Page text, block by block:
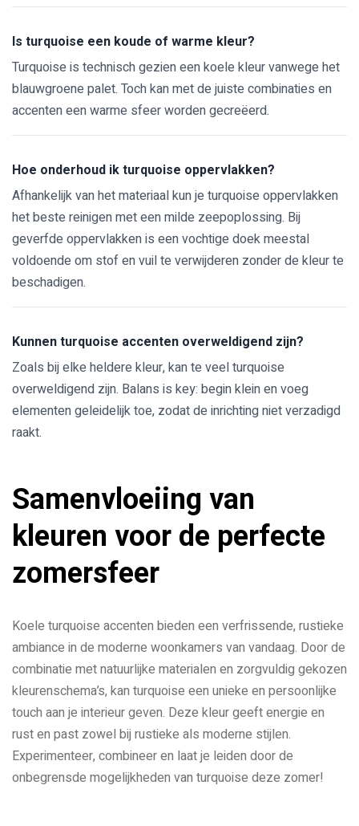
Is turquoise een koude of warme kleur?
Turquoise is technisch gezien een koele kleur vanwege het
blauwgroene palet. Toch kan met de juiste combinaties en
accenten een warme sfeer worden gecreëerd.
Hoe onderhoud ik turquoise oppervlakken?
Afhankelijk van het materiaal kun je turquoise oppervlakken
het beste reinigen met een milde zeepoplossing. Bij
geverfde oppervlakken is een vochtige doek meestal
voldoende om stof en vuil te verwijderen zonder de kleur te
beschadigen.
Kunnen turquoise accenten overweldigend zijn?
Zoals bij elke heldere kleur, kan te veel turquoise
overweldigend zijn. Balans is key: begin klein en voeg
elementen geleidelijk toe, zodat de inrichting niet verzadigd
raakt.
Samenvloeiing van
kleuren voor de perfecte
zomersfeer
Koele turquoise accenten bieden een verfrissende, rustieke
ambiance in de moderne woonkamers van vandaag. Door de
combinatie met natuurlijke materialen en zorgvuldig gekozen
kleurenschema’s, kan turquoise een unieke en persoonlijke
touch aan je interieur geven. Deze kleur geeft energie en
rust en past zowel bij rustieke als moderne stijlen.
Experimenteer, combineer en laat je leiden door de
onbegrensde mogelijkheden van turquoise deze zomer!